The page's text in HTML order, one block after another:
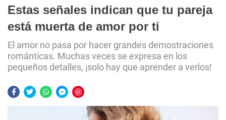
Estas señales indican que tu pareja
está muerta de amor por ti
El amor no pasa por hacer grandes demostraciones
románticas. Muchas veces se expresa en los
pequeños detalles, ¡solo hay que aprender a verlos!